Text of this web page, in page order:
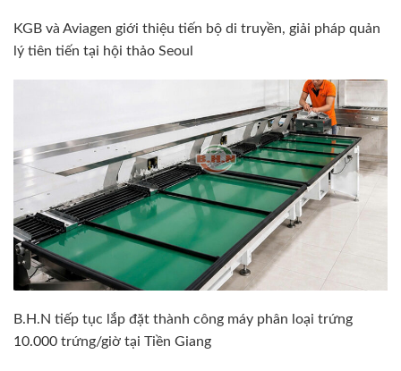
KGB và Aviagen giới thiệu tiến bộ di truyền, giải pháp quản
lý tiên tiến tại hội thảo Seoul
B.H.N tiếp tục lắp đặt thành công máy phân loại trứng
10.000 trứng/giờ tại Tiền Giang